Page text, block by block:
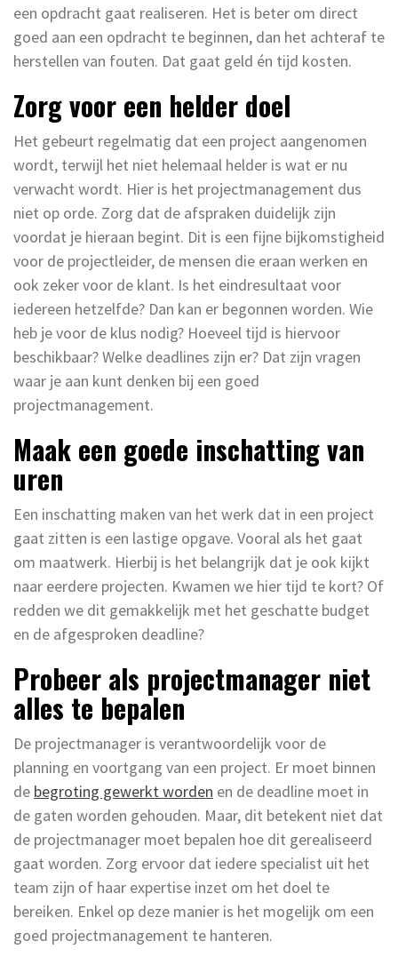
een opdracht gaat realiseren. Het is beter om direct
goed aan een opdracht te beginnen, dan het achteraf te
herstellen van fouten. Dat gaat geld én tijd kosten.
Zorg voor een helder doel
Het gebeurt regelmatig dat een project aangenomen
wordt, terwijl het niet helemaal helder is wat er nu
verwacht wordt. Hier is het projectmanagement dus
niet op orde. Zorg dat de afspraken duidelijk zijn
voordat je hieraan begint. Dit is een fijne bijkomstigheid
voor de projectleider, de mensen die eraan werken en
ook zeker voor de klant. Is het eindresultaat voor
iedereen hetzelfde? Dan kan er begonnen worden. Wie
heb je voor de klus nodig? Hoeveel tijd is hiervoor
beschikbaar? Welke deadlines zijn er? Dat zijn vragen
waar je aan kunt denken bij een goed
projectmanagement.
Maak een goede inschatting van
uren
Een inschatting maken van het werk dat in een project
gaat zitten is een lastige opgave. Vooral als het gaat
om maatwerk. Hierbij is het belangrijk dat je ook kijkt
naar eerdere projecten. Kwamen we hier tijd te kort? Of
redden we dit gemakkelijk met het geschatte budget
en de afgesproken deadline?
Probeer als projectmanager niet
alles te bepalen
De projectmanager is verantwoordelijk voor de
planning en voortgang van een project. Er moet binnen
de begroting gewerkt worden en de deadline moet in
de gaten worden gehouden. Maar, dit betekent niet dat
de projectmanager moet bepalen hoe dit gerealiseerd
gaat worden. Zorg ervoor dat iedere specialist uit het
team zijn of haar expertise inzet om het doel te
bereiken. Enkel op deze manier is het mogelijk om een
goed projectmanagement te hanteren.